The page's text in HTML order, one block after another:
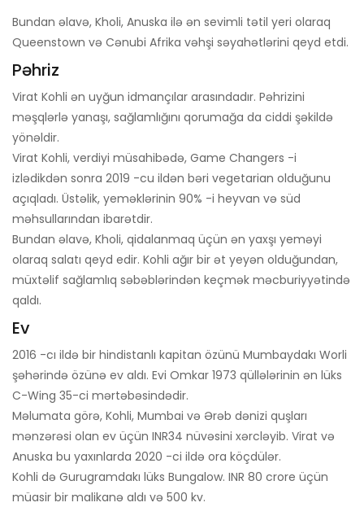
Bundan əlavə, Kholi, Anuska ilə ən sevimli tətil yeri olaraq
Queenstown və Cənubi Afrika vəhşi səyahətlərini qeyd etdi.
Pəhriz
Virat Kohli ən uyğun idmançılar arasındadır. Pəhrizini
məşqlərlə yanaşı, sağlamlığını qorumağa da ciddi şəkildə
yönəldir.
Virat Kohli, verdiyi müsahibədə, Game Changers -i
izlədikdən sonra 2019 -cu ildən bəri vegetarian olduğunu
açıqladı. Üstəlik, yeməklərinin 90% -i heyvan və süd
məhsullarından ibarətdir.
Bundan əlavə, Kholi, qidalanmaq üçün ən yaxşı yeməyi
olaraq salatı qeyd edir. Kohli ağır bir ət yeyən olduğundan,
müxtəlif sağlamlıq səbəblərindən keçmək məcburiyyətində
qaldı.
Ev
2016 -cı ildə bir hindistanlı kapitan özünü Mumbaydakı Worli
şəhərində özünə ev aldı. Evi Omkar 1973 qüllələrinin ən lüks
C-Wing 35-ci mərtəbəsindədir.
Məlumata görə, Kohli, Mumbai və Ərəb dənizi quşları
mənzərəsi olan ev üçün INR34 nüvəsini xərcləyib. Virat və
Anuska bu yaxınlarda 2020 -ci ildə ora köçdülər.
Kohli də Gurugramdakı lüks Bungalow. INR 80 crore üçün
müasir bir malikanə aldı və 500 kv.